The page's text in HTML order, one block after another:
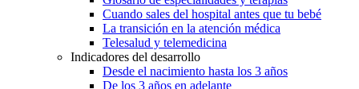
Cuando sales del hospital antes que tu bebé
La transición en la atención médica
Telesalud y telemedicina
Indicadores del desarrollo
Desde el nacimiento hasta los 3 años
De los 3 años en adelante